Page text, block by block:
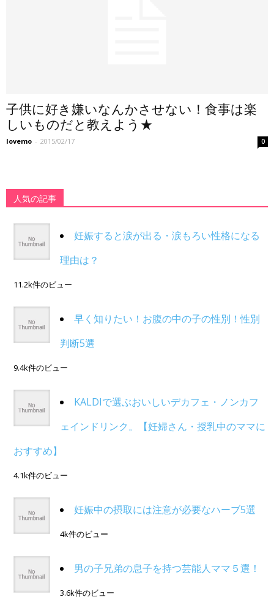
子供に好き嫌いなんかさせない！食事は楽
しいものだと教えよう★
lovemo - 2015/02/17 0
人気の記事
妊娠すると涙が出る・涙もろい性格になる
理由は？
11.2k件のビュー
早く知りたい！お腹の中の子の性別！性別
判断5選
9.4k件のビュー
KALDIで選ぶおいしいデカフェ・ノンカフ
ェインドリンク。【妊婦さん・授乳中のママに
おすすめ】
4.1k件のビュー
妊娠中の摂取には注意が必要なハーブ5選
4k件のビュー
男の子兄弟の息子を持つ芸能人ママ５選！
3.6k件のビュー